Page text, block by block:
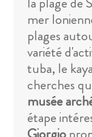
mer
plages
variété
tuba, le
cherches
musée
étape